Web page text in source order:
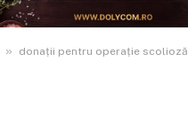
» donații pentru operație scolioză